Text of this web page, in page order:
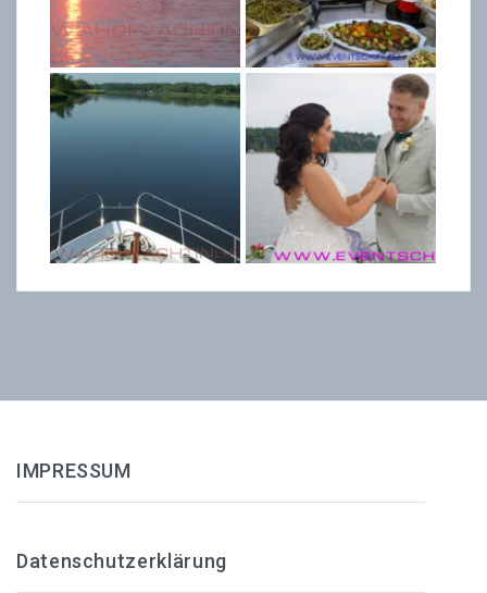
IMPRESSUM
Datenschutzerklärung